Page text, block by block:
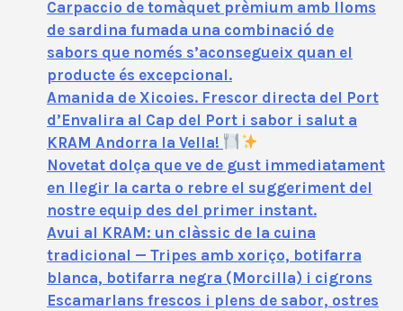
Carpaccio de tomàquet prèmium amb lloms
de sardina fumada una combinació de
sabors que només s’aconsegueix quan el
producte és excepcional.
Amanida de Xicoies. Frescor directa del Port
d’Envalira al Cap del Port i sabor i salut a
KRAM Andorra la Vella!
Novetat dolça que ve de gust immediatament
en llegir la carta o rebre el suggeriment del
nostre equip des del primer instant.
Avui al KRAM: un clàssic de la cuina
tradicional — Tripes amb xoriço, botifarra
blanca, botifarra negra (Morcilla) i cigrons
Escamarlans frescos i plens de sabor, ostres